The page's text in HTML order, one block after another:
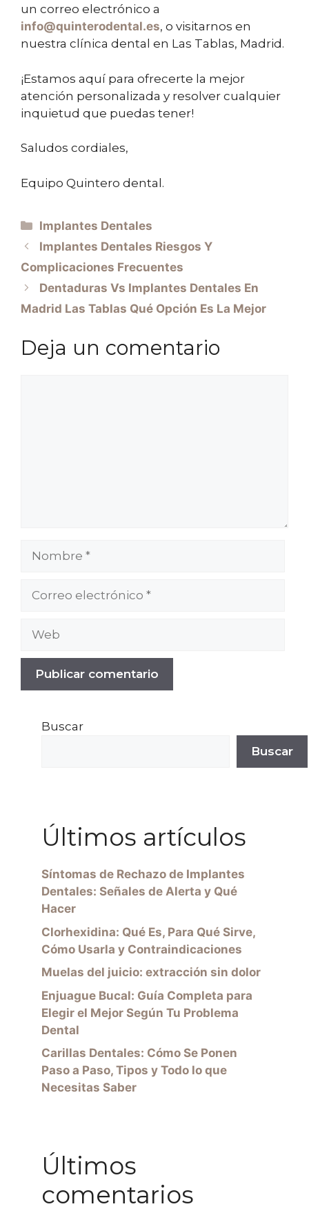
un correo electrónico a
info@quinterodental.es, o visitarnos en
nuestra clínica dental en Las Tablas, Madrid.
¡Estamos aquí para ofrecerte la mejor
atención personalizada y resolver cualquier
inquietud que puedas tener!
Saludos cordiales,
Equipo Quintero dental.
Implantes Dentales
Implantes Dentales Riesgos Y
Complicaciones Frecuentes
Dentaduras Vs Implantes Dentales En
Madrid Las Tablas Qué Opción Es La Mejor
Deja un comentario
Buscar
Buscar
Últimos artículos
Síntomas de Rechazo de Implantes
Dentales: Señales de Alerta y Qué
Hacer
Clorhexidina: Qué Es, Para Qué Sirve,
Cómo Usarla y Contraindicaciones
Muelas del juicio: extracción sin dolor
Enjuague Bucal: Guía Completa para
Elegir el Mejor Según Tu Problema
Dental
Carillas Dentales: Cómo Se Ponen
Paso a Paso, Tipos y Todo lo que
Necesitas Saber
Últimos
comentarios